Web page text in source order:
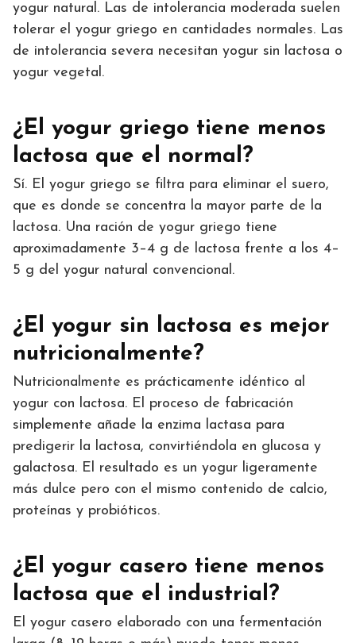
yogur natural. Las de intolerancia moderada suelen
tolerar el yogur griego en cantidades normales. Las
de intolerancia severa necesitan yogur sin lactosa o
yogur vegetal.
¿El yogur griego tiene menos
lactosa que el normal?
Sí. El yogur griego se filtra para eliminar el suero,
que es donde se concentra la mayor parte de la
lactosa. Una ración de yogur griego tiene
aproximadamente 3–4 g de lactosa frente a los 4–
5 g del yogur natural convencional.
¿El yogur sin lactosa es mejor
nutricionalmente?
Nutricionalmente es prácticamente idéntico al
yogur con lactosa. El proceso de fabricación
simplemente añade la enzima lactasa para
predigerir la lactosa, convirtiéndola en glucosa y
galactosa. El resultado es un yogur ligeramente
más dulce pero con el mismo contenido de calcio,
proteínas y probióticos.
¿El yogur casero tiene menos
lactosa que el industrial?
El yogur casero elaborado con una fermentación